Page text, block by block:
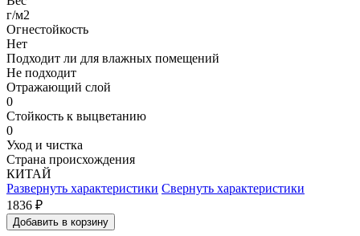
г/м2
Огнестойкость
Нет
Подходит ли для влажных помещений
Не подходит
Отражающий слой
0
Стойкость к выцветанию
0
Уход и чистка
Страна происхождения
КИТАЙ
Развернуть характеристики Свернуть характеристики
1836 ₽
Добавить в корзину